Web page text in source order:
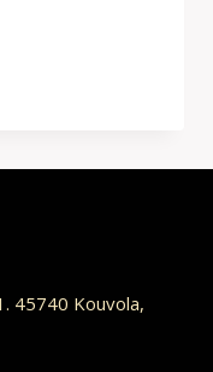
45740 Kouvola,